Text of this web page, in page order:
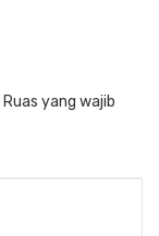
Ruas yang wajib